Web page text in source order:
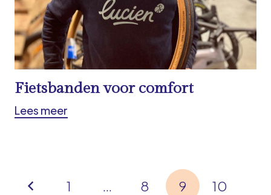
Fietsbanden voor comfort
Lees meer
1 … 8 9 10